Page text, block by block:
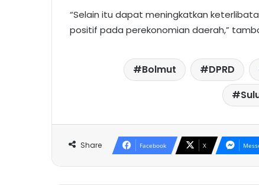
“Selain itu dapat meningkatkan
positif pada perekonomian daerah,”
Bolmut DPRD
Share Facebook X